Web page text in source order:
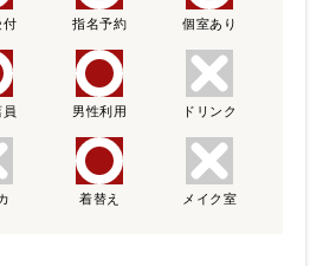
付 指名予約 個室あり
員 男性利用 ドリンク
着替え メイク室